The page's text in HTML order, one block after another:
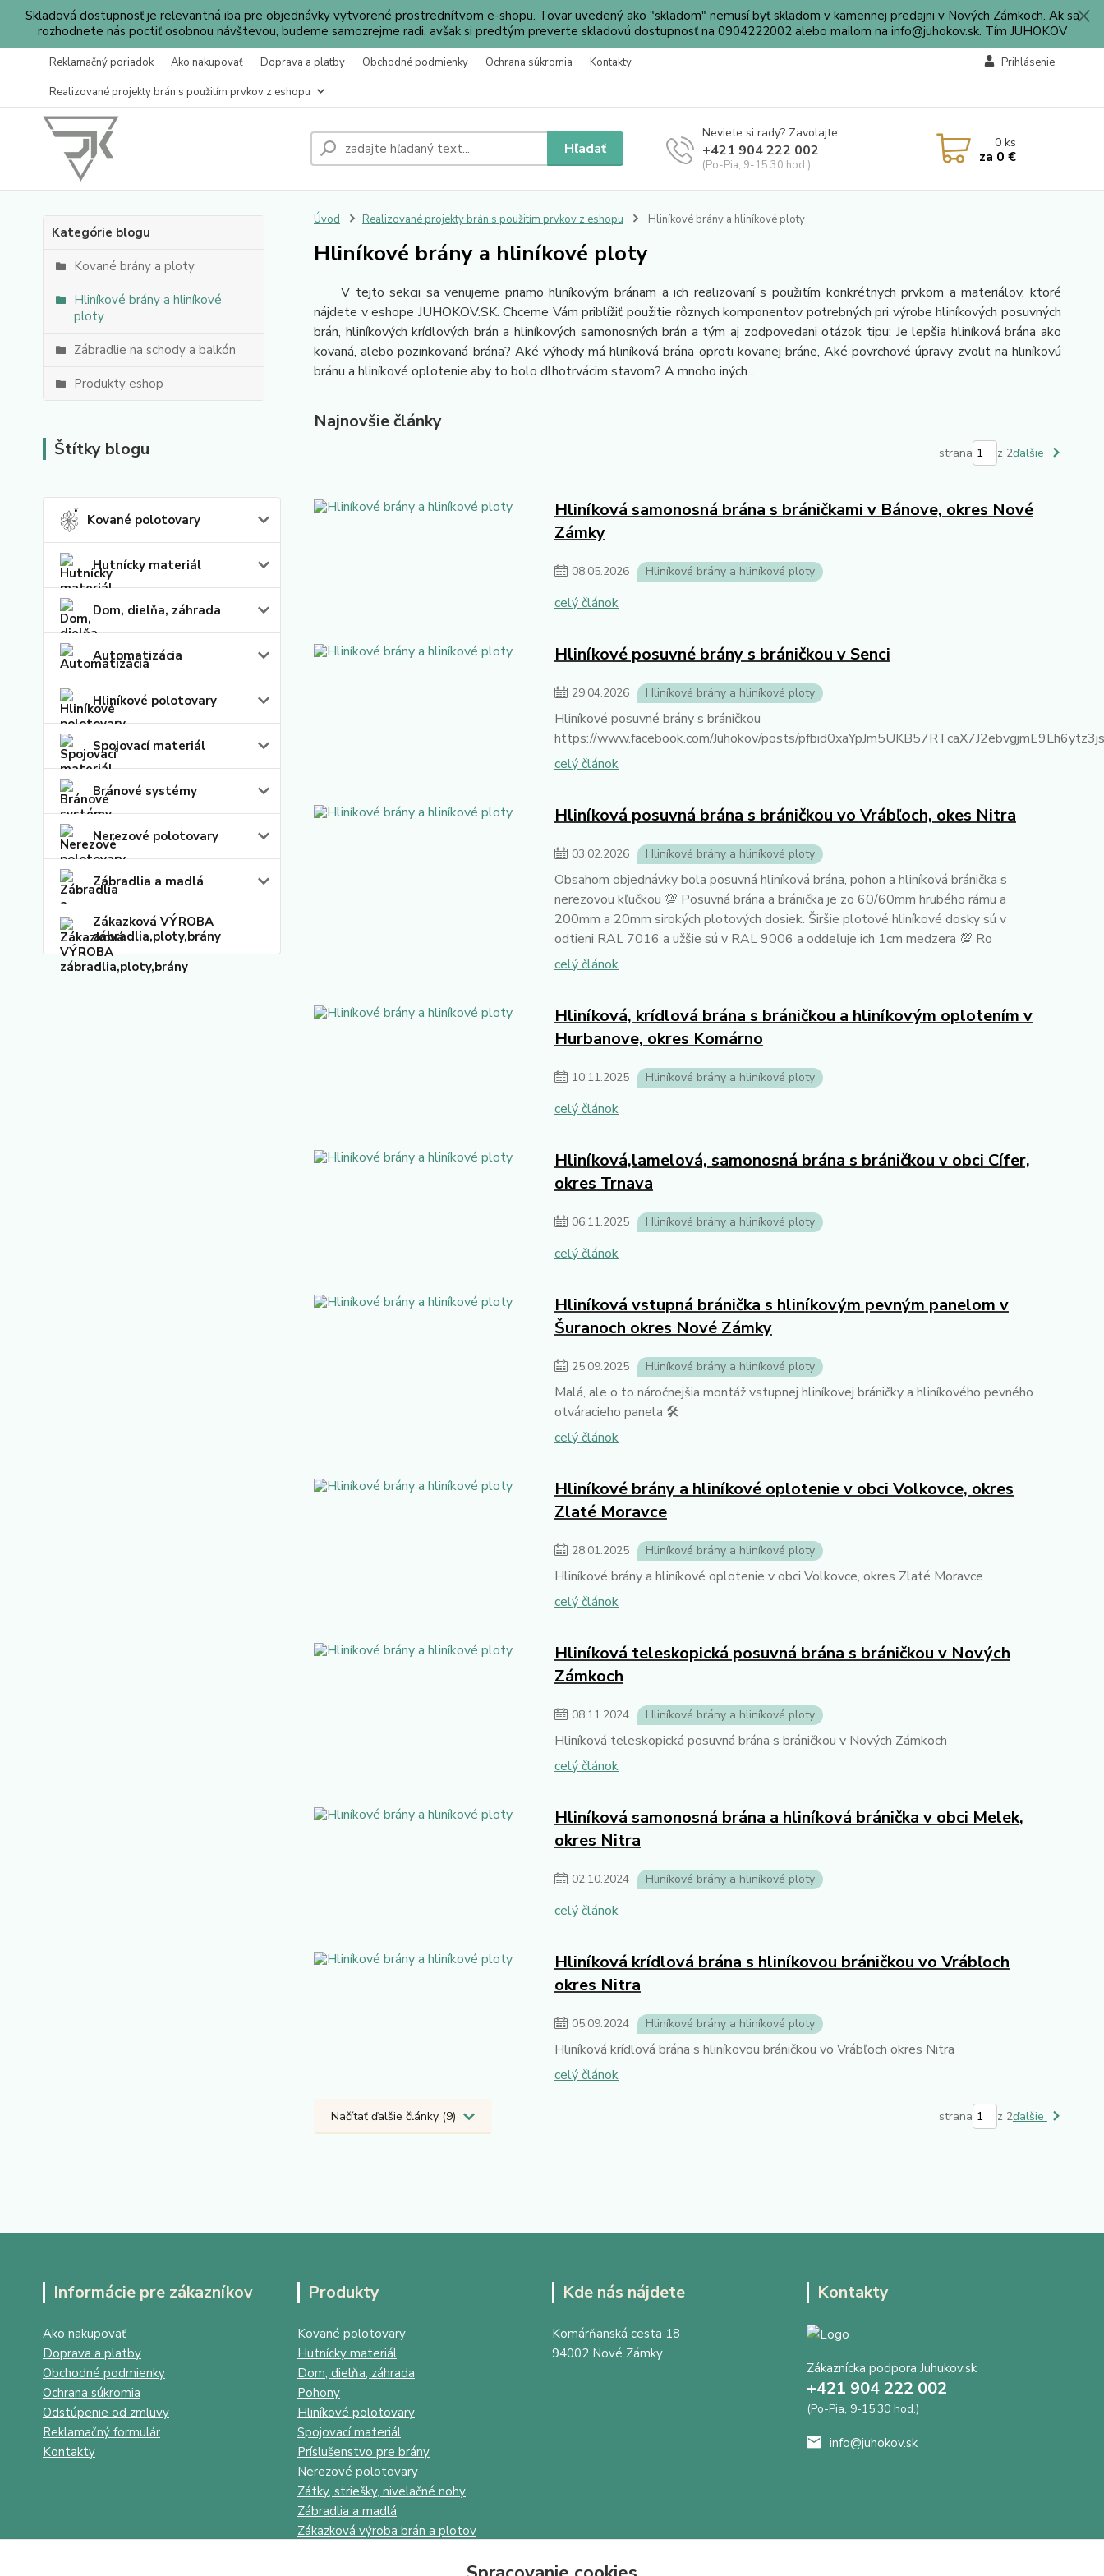
Skladová dostupnosť je relevantná iba pre objednávky vytvorené prostrednítvom e-shopu. Tovar uvedený ako "skladom" nemusí byť skladom v kamennej predajni v Nových Zámkoch. Ak sa
rozhodnete nás poctiť osobnou návštevou, budeme samozrejme radi, avšak si predtým preverte skladovú dostupnosť na 0904222002 alebo mailom na info@juhokov.sk. Tím JUHOKOV
Reklamačný poriadok Ako nakupovať Doprava a platby Obchodné podmienky Ochrana súkromia
Kontakty
Realizované projekty brán s použitím prvkov z eshopu
Prihlásenie
Hľadať
Neviete si rady? Zavolajte.
+421 904 222 002
(Po-Pia, 9-15.30 hod.)
0ks
za 0 €
Kategórie blogu
Kované brány a ploty
Hliníkové brány a hliníkové
ploty
Zábradlie na schody a balkón
Produkty eshop
Štítky blogu
Kované polotovary
Hutnícky materiál
Dom, dielňa, záhrada
Automatizácia
Hliníkové polotovary
Spojovací materiál
Bránové systémy
Nerezové polotovary
Zábradlia a madlá
Zákazková VÝROBA
zábradlia,ploty,brány
Úvod Realizované projekty brán s použitím prvkov z eshopu Hliníkové brány a hliníkové ploty
Hliníkové brány a hliníkové ploty
V tejto sekcii sa venujeme priamo hliníkovým bránam a ich realizovaní s použitím konkrétnych prvkom a materiálov, ktoré
nájdete v eshope JUHOKOV.SK. Chceme Vám priblížiť použitie rôznych komponentov potrebných pri výrobe hliníkových posuvných
brán, hliníkových krídlových brán a hliníkových samonosných brán a tým aj zodpovedani otázok tipu: Je lepšia hliníková brána ako
kovaná, alebo pozinkovaná brána? Aké výhody má hliníková brána oproti kovanej bráne, Aké povrchové úpravy zvolit na hliníkovú
bránu a hliníkové oplotenie aby to bolo dlhotrvácim stavom? A mnoho iných...
Najnovšie články
strana z 2ďalšie
Hliníková samonosná brána s bráničkami v Bánove, okres Nové
Zámky
08.05.2026 Hliníkové brány a hliníkové ploty
celý článok
Hliníkové posuvné brány s bráničkou v Senci
29.04.2026 Hliníkové brány a hliníkové ploty
Hliníkové posuvné brány s bráničkou
https://www.facebook.com/Juhokov/posts/
celý článok
Hliníková posuvná brána s bráničkou vo Vrábľoch, okes Nitra
03.02.2026 Hliníkové brány a hliníkové ploty
Obsahom objednávky bola posuvná hliníková brána, pohon a hliníková bránička s
nerezovou kľučkou 💯 Posuvná brána a bránička je zo 60/60mm hrubého rámu a
200mm a 20mm sirokých plotových dosiek. Širšie plotové hliníkové dosky sú v
odtieni RAL 7016 a užšie sú v RAL 9006 a oddeľuje ich 1cm medzera 💯 Ro
celý článok
Hliníková, krídlová brána s bráničkou a hliníkovým oplotením v
Hurbanove, okres Komárno
10.11.2025 Hliníkové brány a hliníkové ploty
celý článok
Hliníková,lamelová, samonosná brána s bráničkou v obci Cífer,
okres Trnava
06.11.2025 Hliníkové brány a hliníkové ploty
celý článok
Hliníková vstupná bránička s hliníkovým pevným panelom v
Šuranoch okres Nové Zámky
25.09.2025 Hliníkové brány a hliníkové ploty
Malá, ale o to náročnejšia montáž vstupnej hliníkovej bráničky a hliníkového pevného
otváracieho panela 🛠
celý článok
Hliníkové brány a hliníkové oplotenie v obci Volkovce, okres
Zlaté Moravce
28.01.2025 Hliníkové brány a hliníkové ploty
Hliníkové brány a hliníkové oplotenie v obci Volkovce, okres Zlaté Moravce
celý článok
Hliníková teleskopická posuvná brána s bráničkou v Nových
Zámkoch
08.11.2024 Hliníkové brány a hliníkové ploty
Hliníková teleskopická posuvná brána s bráničkou v Nových Zámkoch
celý článok
Hliníková samonosná brána a hliníková bránička v obci Melek,
okres Nitra
02.10.2024 Hliníkové brány a hliníkové ploty
celý článok
Hliníková krídlová brána s hliníkovou bráničkou vo Vrábľoch
okres Nitra
05.09.2024 Hliníkové brány a hliníkové ploty
Hliníková krídlová brána s hliníkovou bráničkou vo Vrábľoch okres Nitra
celý článok
Načítať ďalšie články (9) strana z 2ďalšie
Informácie pre zákazníkov
Ako nakupovať
Doprava a platby
Obchodné podmienky
Ochrana súkromia
Odstúpenie od zmluvy
Reklamačný formulár
Kontakty
Produkty
Kované polotovary
Hutnícky materiál
Dom, dielňa, záhrada
Pohony
Hliníkové polotovary
Spojovací materiál
Príslušenstvo pre brány
Nerezové polotovary
Zátky, striešky, nivelačné nohy
Zábradlia a madlá
Zákazková výroba brán a plotov
Kde nás nájdete
Komárňanská cesta 18
94002 Nové Zámky
Kontakty
Zákaznícka podpora Juhukov.sk
+421 904 222 002
(Po-Pia, 9-15.30 hod.)
info@juhokov.sk